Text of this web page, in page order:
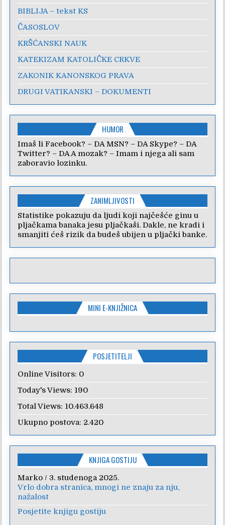
BIBLIJA – tekst KS
ČASOSLOV
KRŠĆANSKI NAUK
KATEKIZAM KATOLIČKE CRKVE
ZAKONIK KANONSKOG PRAVA
DRUGI VATIKANSKI – DOKUMENTI
HUMOR
Imaš li Facebook? – DA MSN? – DA Skype? – DA
Twitter? – DA A mozak? – Imam i njega ali sam
zaboravio lozinku.
ZANIMLJIVOSTI
Statistike pokazuju da ljudi koji najčešće ginu u
pljačkama banaka jesu pljačkaši. Dakle, ne kradi i
smanjiti ćeš rizik da budeš ubijen u pljački banke.
MINI E-KNJIŽNICA
POSJETITELJI
Online Visitors: 0
Today's Views: 190
Total Views: 10.463.648
Ukupno postova: 2.420
KNJIGA GOSTIJU
Marko / 3. studenoga 2025.
Vrlo dobra stranica, mnogi ne znaju za nju,
nažalost
Posjetite knjigu gostiju